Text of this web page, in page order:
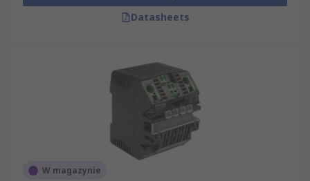
Datasheets
W magazynie